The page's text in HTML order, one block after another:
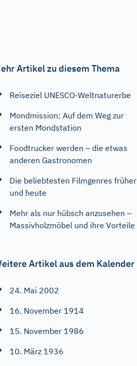
Artikel zu diesem Thema
Reiseziel UNESCO-Weltnaturerbe
Mondmission: Auf dem Weg zur
ersten Mondstation
Foodtrucker werden – die etwas
anderen Gastronomen
Die beliebtesten Filmgenres früher
und heute
Mehr als nur hübsch anzusehen –
Massivholzmöbel und ihre Vorteile
Artikel aus dem Kalender
24. Mai 2002
16. November 1914
15. November 1986
10. März 1936